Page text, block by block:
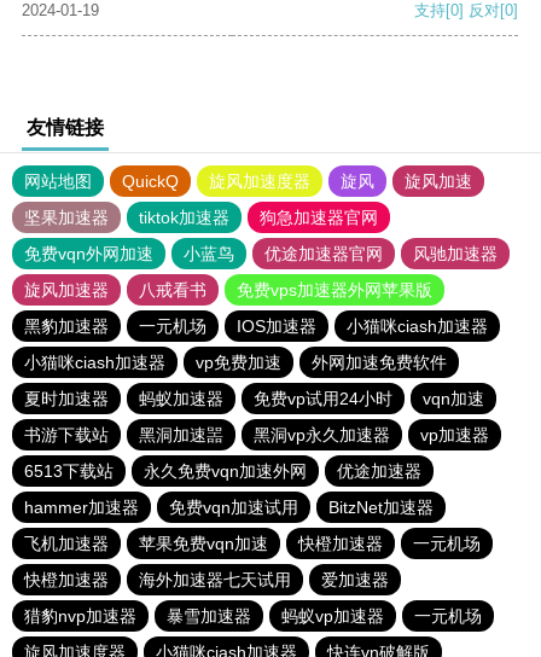
2024-01-19
支持[0] 反对[0]
友情链接
网站地图 QuickQ 旋风加速度器 旋风
旋风加速
坚果加速器
tiktok加速器
狗急加速器官网
免费vqn外网加速
小蓝鸟 优途加速器官网
风驰加速器
旋风加速器
八戒看书
免费vps加速器外网苹果版
黑豹加速器
一元机场 IOS加速器
小猫咪ciash加速器
小猫咪ciash加速器
vp免费加速
外网加速免费软件
夏时加速器
蚂蚁加速器 免费vp试用24小时
vqn加速
书游下载站
黑洞加速噐 黑洞vp永久加速器
vp加速器
6513下载站
永久免费vqn加速外网
优途加速器
hammer加速器
免费vqn加速试用
BitzNet加速器
飞机加速器
苹果免费vqn加速 快橙加速器
一元机场
快橙加速器
海外加速器七天试用
爱加速器
猎豹nvp加速器
暴雪加速器 蚂蚁vp加速器
一元机场
旋风加速度器
小猫咪ciash加速器 快连vn破解版